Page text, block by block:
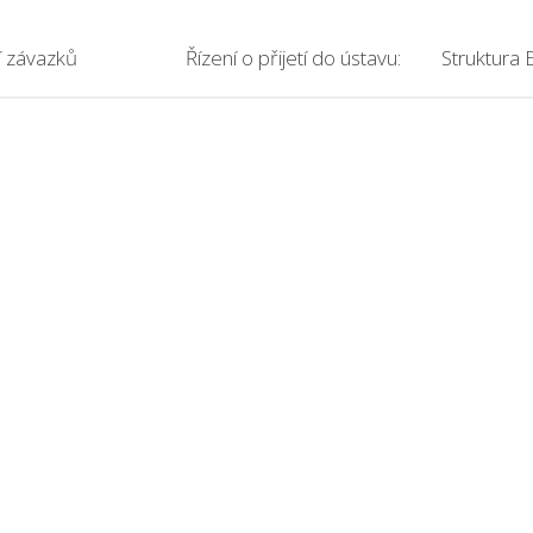
závazků Řízení o přijetí do ústavu: Struktura